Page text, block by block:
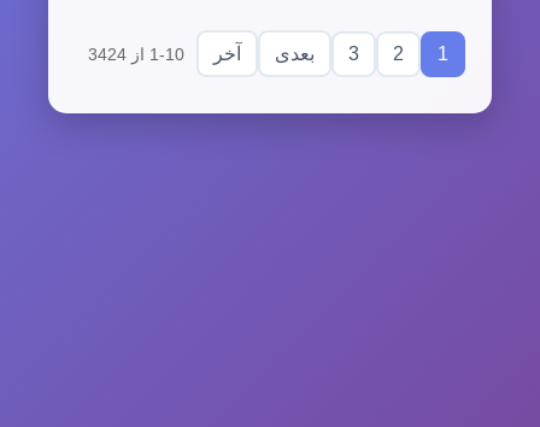
1
2
3 بعدی آخر 1-10 از 3424